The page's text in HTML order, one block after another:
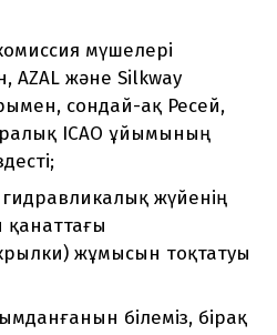
мүшелері
AZAL және Silkway
сондай-ақ Ресей,
ICAO ұйымының
гидравликалық жүйенің
қанаттағы
жұмысын тоқтатуы
білеміз, бірақ